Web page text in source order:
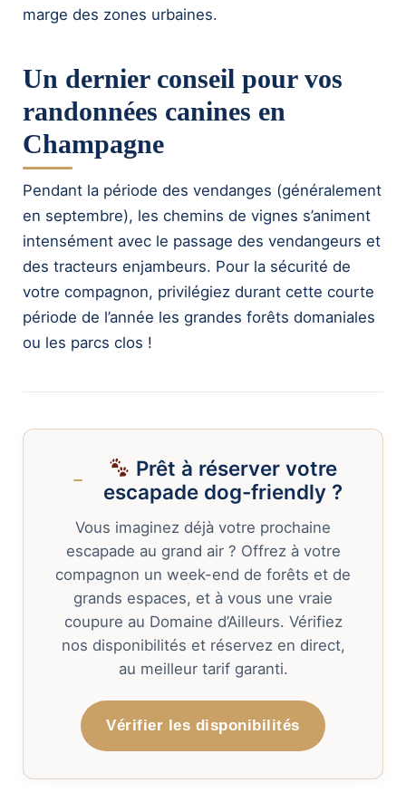
marge des zones urbaines.
Un dernier conseil pour vos
randonnées canines en
Champagne
Pendant la période des vendanges (généralement
en septembre), les chemins de vignes s’animent
intensément avec le passage des vendangeurs et
des tracteurs enjambeurs. Pour la sécurité de
votre compagnon, privilégiez durant cette courte
période de l’année les grandes forêts domaniales
ou les parcs clos !
Prêt à réserver votre
escapade dog-friendly ?
Vous imaginez déjà votre prochaine
escapade au grand air ? Offrez à votre
compagnon un week-end de forêts et de
grands espaces, et à vous une vraie
coupure au Domaine d’Ailleurs. Vérifiez
nos disponibilités et réservez en direct,
au meilleur tarif garanti.
Vérifier les disponibilités